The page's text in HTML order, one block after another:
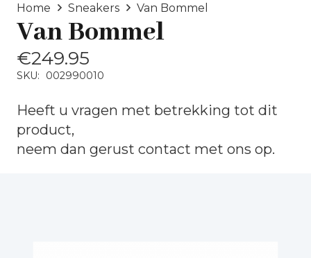
Home Sneakers Van Bommel
Van Bommel
€249.95
SKU: 002990010
Heeft u vragen met betrekking tot dit
product,
neem dan gerust contact met ons op.